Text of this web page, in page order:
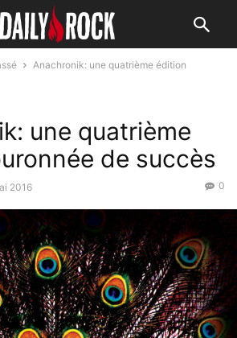
Anachronik: une quatrième édition
une quatrième
de succès
2016 0